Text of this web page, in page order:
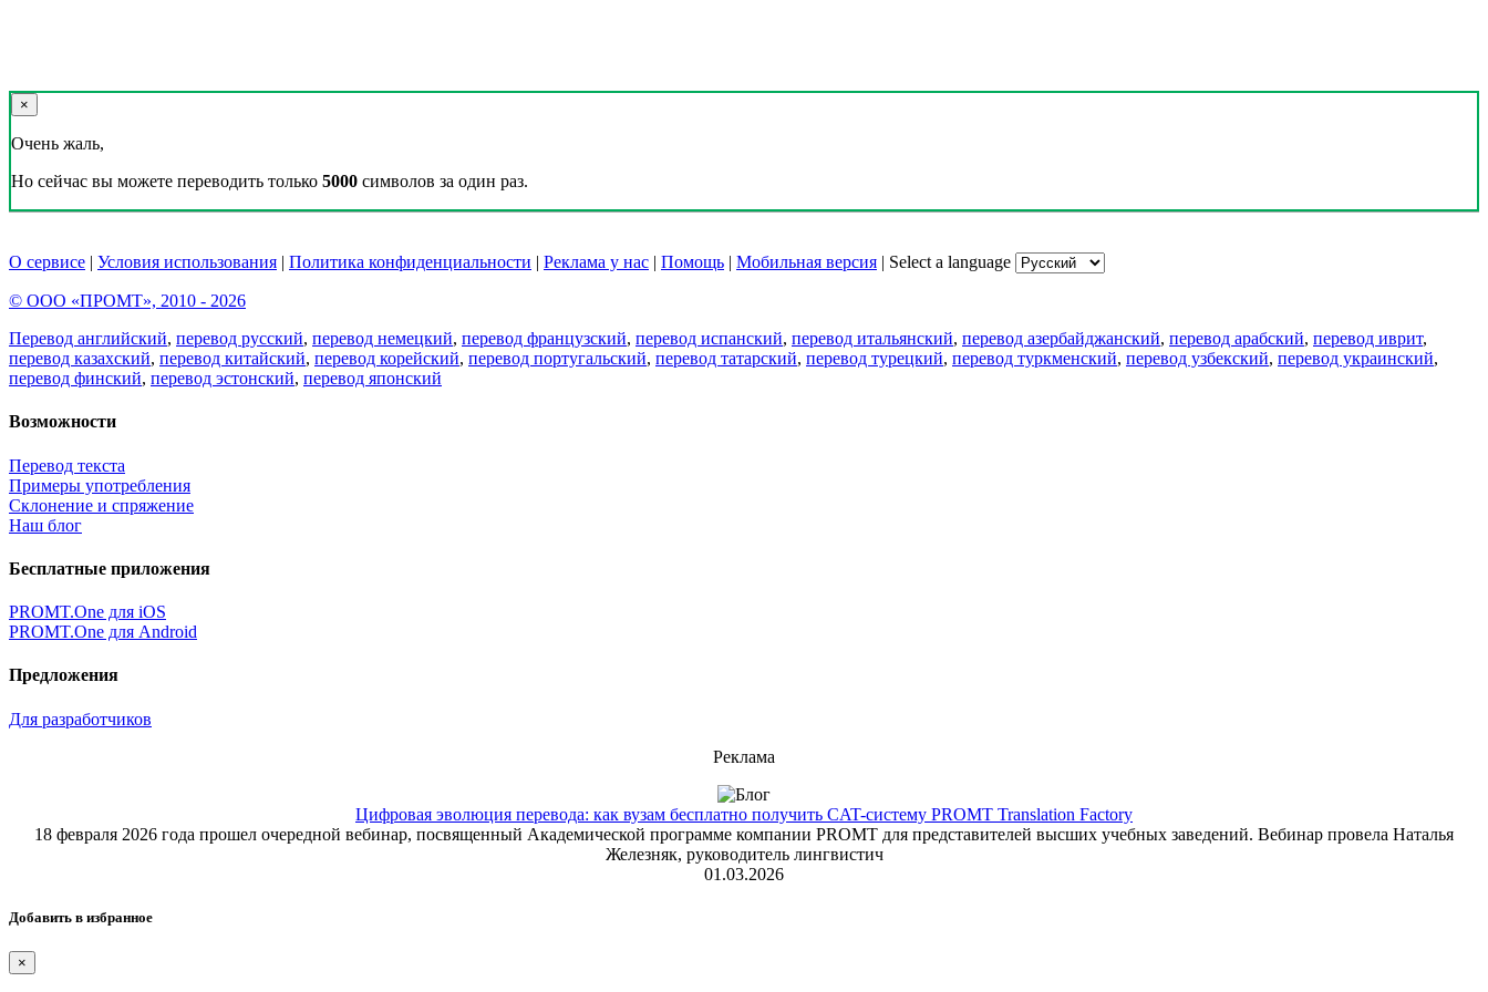
×
Очень жаль,
Но сейчас вы можете переводить только 5000 символов за один раз.
О сервисе | Условия использования | Политика конфиденциальности | Реклама у нас | Помощь | Мобильная версия | Select a language
© ООО «ПРОМТ», 2010 - 2026
Перевод английский, перевод русский, перевод немецкий, перевод французский, перевод испанский, перевод итальянский, перевод азербайджанский, перевод арабский, перевод иврит,
перевод казахский, перевод китайский, перевод корейский, перевод португальский, перевод татарский, перевод турецкий, перевод туркменский, перевод узбекский, перевод украинский,
перевод финский, перевод эстонский, перевод японский
Возможности
Перевод текста
Примеры употребления
Склонение и спряжение
Наш блог
Бесплатные приложения
PROMT.One для iOS
PROMT.One для Android
Предложения
Для разработчиков
Реклама
Цифровая эволюция перевода: как вузам бесплатно получить CAT-систему PROMT Translation Factory
18 февраля 2026 года прошел очередной вебинар, посвященный Академической программе компании PROMT для представителей высших учебных заведений. Вебинар провела Наталья
Железняк, руководитель лингвистич
01.03.2026
Добавить в избранное
×